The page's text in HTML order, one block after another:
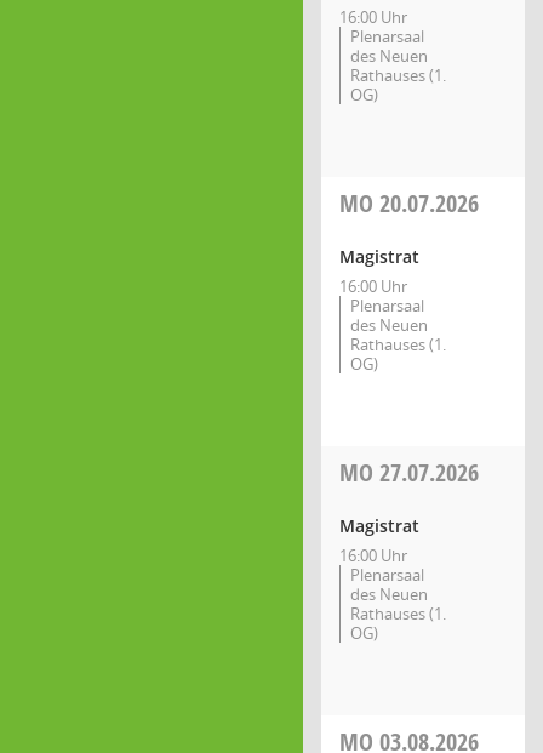
16:00 Uhr
Plenarsaal
des Neuen
Rathauses (1.
OG)
MO 20.07.2026
Magistrat
16:00 Uhr
Plenarsaal
des Neuen
Rathauses (1.
OG)
MO 27.07.2026
Magistrat
16:00 Uhr
Plenarsaal
des Neuen
Rathauses (1.
OG)
MO 03.08.2026